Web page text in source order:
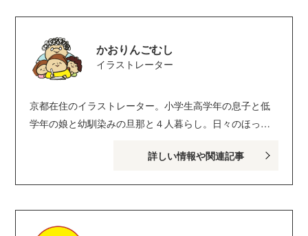
かおりんごむし
イラストレーター
京都在住のイラストレーター。小学生高学年の息子と低
学年の娘と幼馴染みの旦那と４人暮らし。日々のほっこ
切に過ごしたい」がテーマ。 ブログ：かおりんごむしの
詳しい情報や関連記事